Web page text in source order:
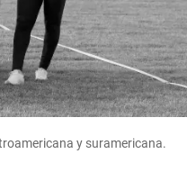
y suramericana.